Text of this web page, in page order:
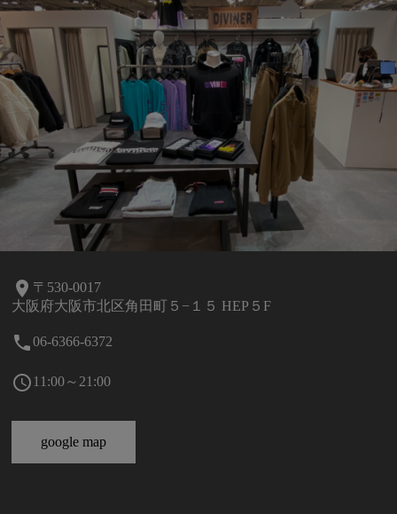
room 〒530-0017
大阪府大阪市北区角田町５−１５ HEP５F
local_phone06-6366-6372
schedule 11:00～21:00
google map